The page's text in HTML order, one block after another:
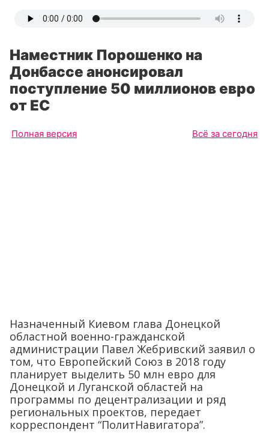
Наместник Порошенко на
Донбассе анонсировал
поступление 50 миллионов евро
от ЕС
Полная версия Всё за сегодня
Назначенный Киевом глава Донецкой
областной военно-гражданской
администрации Павел Жебривский заявил о
том, что Европейский Союз в 2018 году
планирует выделить 50 млн евро для
Донецкой и Луганской областей на
программы по децентрализации и ряд
региональных проектов, передает
корреспондент “ПолитНавигатора”.